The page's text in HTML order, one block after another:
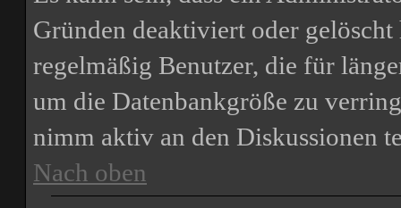
Gründen deaktiviert oder
regelmäßig Benutzer, die für
um die Datenbankgröße zu
nimm aktiv an den Diskussionen
Nach oben